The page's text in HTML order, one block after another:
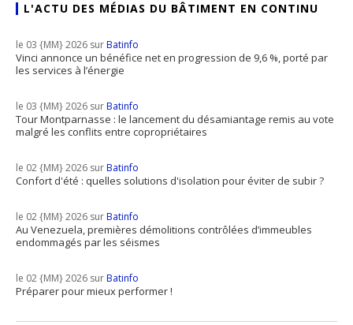
L'ACTU DES MÉDIAS DU BÂTIMENT EN CONTINU
le 03 {MM} 2026 surBatinfo
Vinci annonce un bénéfice net en progression de 9,6 %, porté par
les services à l’énergie
le 03 {MM} 2026 surBatinfo
Tour Montparnasse : le lancement du désamiantage remis au vote
malgré les conflits entre copropriétaires
le 02 {MM} 2026 surBatinfo
Confort d'été : quelles solutions d'isolation pour éviter de subir ?
le 02 {MM} 2026 surBatinfo
Au Venezuela, premières démolitions contrôlées d’immeubles
endommagés par les séismes
le 02 {MM} 2026 surBatinfo
Préparer pour mieux performer !